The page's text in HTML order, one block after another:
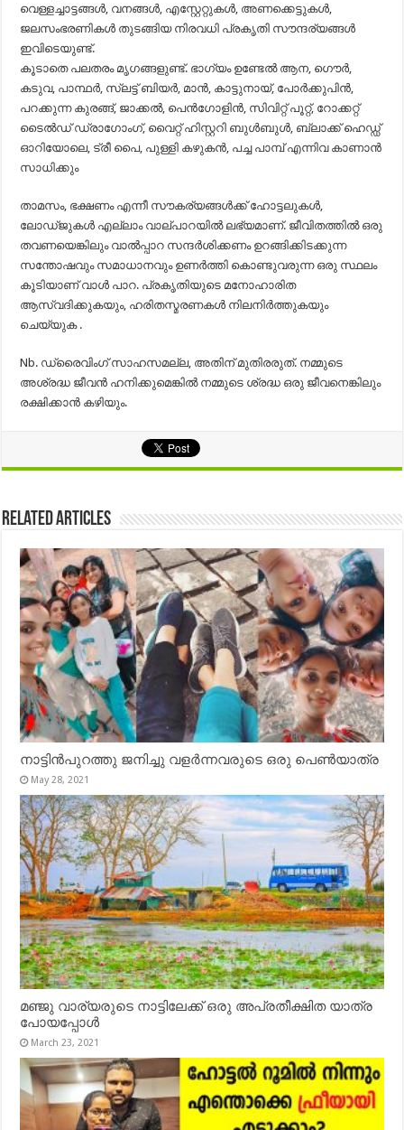
വെള്ളച്ചാട്ടങ്ങൾ, വനങ്ങൾ, എസ്റ്റേറ്റുകൾ, അണക്കെട്ടുകൾ,
ജലസംഭരണികൾ തുടങ്ങിയ നിരവധി പ്രകൃതി സൗന്ദര്യങ്ങൾ
ഇവിടെയുണ്ട്.
കൂടാതെ പലതരം മൃഗങ്ങളുണ്ട്. ഭാഗ്യം ഉണ്ടേൽ ആന, ഗൌർ,
കടുവ, പാന്ഥർ, സ്ലട്ട് ബിയർ, മാൻ, കാട്ടുനായ്, പോർക്കുപിൻ,
പറക്കുന്ന കുരങ്ങ്, ജാക്കൽ, പെൻഗോളിൻ, സിവിറ്റ് പൂറ്റ്, റോക്കറ്റ്
ടൈൽഡ് ഡ്രാഗോംഗ്, വൈറ്റ് ഹിസ്റ്ററി ബുൾബുൾ, ബ്ലാക്ക് ഹെഡ്ഡ്
ഓറിയോലെ, ട്രീ പൈ, പുള്ളി കഴുകൻ, പച്ച പാമ്പ് എന്നിവ കാണാൻ
സാധിക്കും
താമസം, ഭക്ഷണം എന്നീ സൗകര്യങ്ങൾക്ക്‌ ഹോട്ടലുകൾ,
ലോഡ്ജുകൾ എല്ലാം വാല്പാറയിൽ ലഭ്യമാണ്. ജീവിതത്തിൽ ഒരു
തവണയെങ്കിലും വാൽപ്പാറ സന്ദർശിക്കണം ഉറങ്ങിക്കിടക്കുന്ന
സന്തോഷവും സമാധാനവും ഉണർത്തി കൊണ്ടുവരുന്ന ഒരു സ്ഥലം
കൂടിയാണ് വാൾ പാറ. പ്രകൃതിയുടെ മനോഹാരിത
ആസ്വദിക്കുകയും, ഹരിതസ്മരണകൾ നിലനിർത്തുകയും
ചെയ്യുക .
Nb. ഡ്രൈവിംഗ് സാഹസമല്ല, അതിന് മുതിരരുത്. നമ്മുടെ
അശ്രദ്ധ ജീവൻ ഹനിക്കുമെങ്കിൽ നമ്മുടെ ശ്രദ്ധ ഒരു ജീവനെങ്കിലും
രക്ഷിക്കാൻ കഴിയും.
Related Articles
നാട്ടിൻപുറത്തു ജനിച്ചു വളർന്നവരുടെ ഒരു പെൺയാത്ര
May 28, 2021
മഞ്ജു വാര്യരുടെ നാട്ടിലേക്ക് ഒരു അപ്രതീക്ഷിത യാത്ര
പോയപ്പോൾ
March 23, 2021